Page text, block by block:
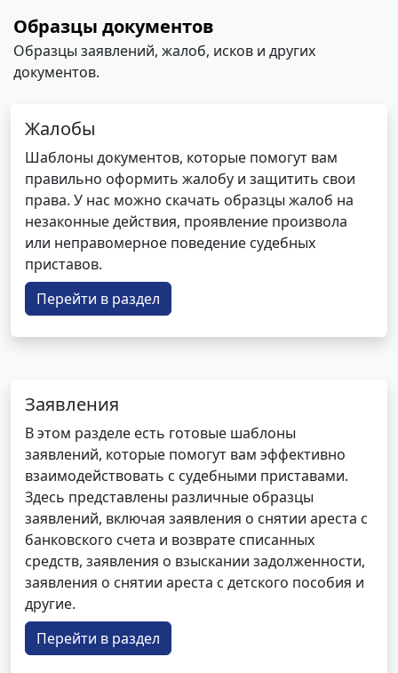
Образцы документов
Образцы заявлений, жалоб, исков и других
документов.
Жалобы
Шаблоны документов, которые помогут вам
правильно оформить жалобу и защитить свои
права. У нас можно скачать образцы жалоб на
незаконные действия, проявление произвола
или неправомерное поведение судебных
приставов.
Перейти в раздел
Заявления
В этом разделе есть готовые шаблоны
заявлений, которые помогут вам эффективно
взаимодействовать с судебными приставами.
Здесь представлены различные образцы
заявлений, включая заявления о снятии ареста с
банковского счета и возврате списанных
средств, заявления о взыскании задолженности,
заявления о снятии ареста с детского пособия и
другие.
Перейти в раздел